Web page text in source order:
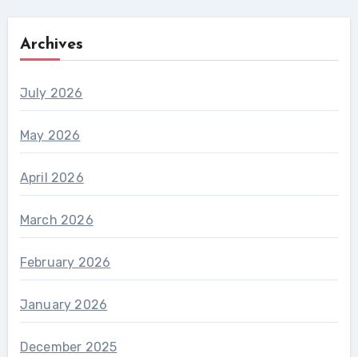
Archives
July 2026
May 2026
April 2026
March 2026
February 2026
January 2026
December 2025